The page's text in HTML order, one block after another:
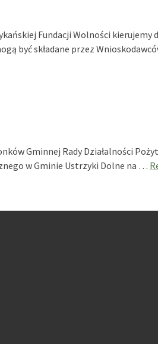
Fundacji Wolności
być składane przez
Gminnej Rady Działalności
w Gminie Ustrzyki Dolne na …